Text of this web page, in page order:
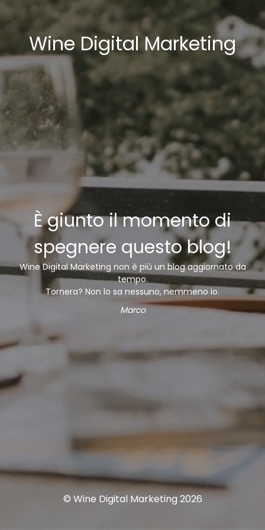
Wine Digital Marketing
È giunto il momento di
spegnere questo blog!
Wine Digital Marketing non è più un blog aggiornato da
tempo.
Tornera? Non lo sa nessuno, nemmeno io.
Marco
© Wine Digital Marketing 2026